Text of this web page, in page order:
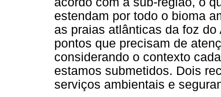
estendam por todo o bioma
as praias atlânticas da foz
pontos que precisam de
considerando o contexto
estamos submetidos. Dois
serviços ambientais e